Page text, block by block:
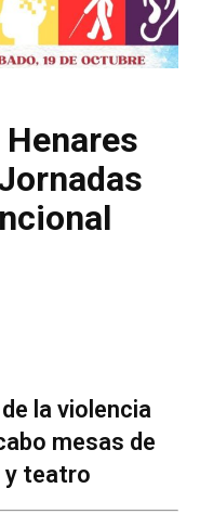
la violencia
mesas de
y teatro